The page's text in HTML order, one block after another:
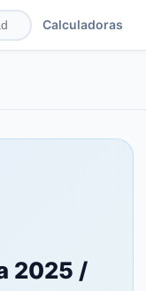
Calculadoras
2025 /